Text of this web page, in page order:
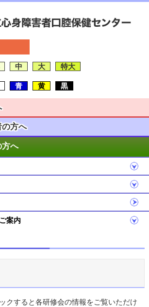
中 大 特大
青 黄 黒
の方へ
方へ
案内
クすると各研修会の情報をご覧いただけ